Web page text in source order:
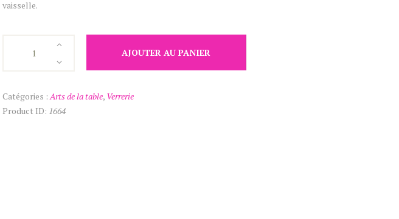
vaisselle.
champagne
Elégance
AJOUTER AU PANIER
Catégories :Arts de la table, Verrerie
Product ID: 1664